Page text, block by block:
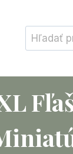
Hľadať: